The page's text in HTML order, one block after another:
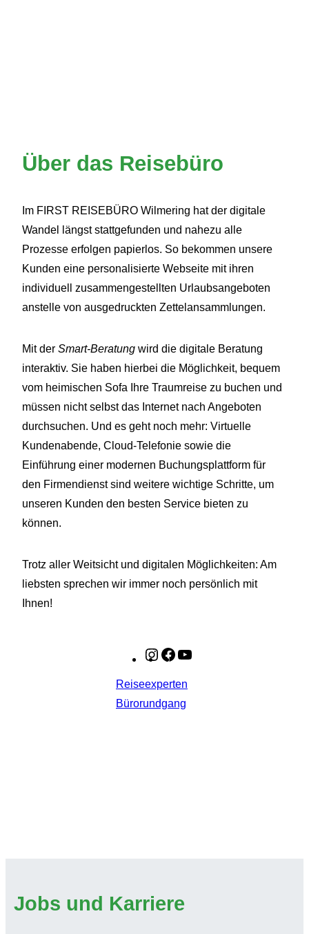
Über das Reisebüro
Im FIRST REISEBÜRO Wilmering hat der digitale
Wandel längst stattgefunden und nahezu alle
Prozesse erfolgen papierlos. So bekommen unsere
Kunden eine personalisierte Webseite mit ihren
individuell zusammengestellten Urlaubsangeboten
anstelle von ausgedruckten Zettelansammlungen.
Mit derSmart-Beratungwird die digitale Beratung
interaktiv. Sie haben hierbei die Möglichkeit, bequem
vom heimischen Sofa Ihre Traumreise zu buchen und
müssen nicht selbst das Internet nach Angeboten
durchsuchen. Und es geht noch mehr: Virtuelle
Kundenabende, Cloud-Telefonie sowie die
Einführung einer modernen Buchungsplattform für
den Firmendienst sind weitere wichtige Schritte, um
unseren Kunden den besten Service bieten zu
können.
Trotz aller Weitsicht und digitalen Möglichkeiten: Am
liebsten sprechen wir immer noch persönlich mit
Ihnen!
Instagram
Facebook
Reiseexperten
Bürorundgang
Jobs und Karriere